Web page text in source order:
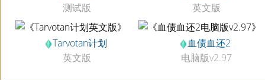
测试版
英文版
Tarvotan计划
英文版
血债血还2
电脑版v2.97